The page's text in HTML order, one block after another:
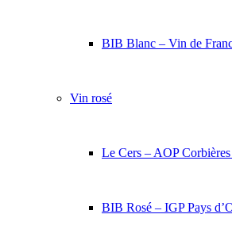
BIB Blanc – Vin de
Vin rosé
Le Cers – AOP
BIB Rosé – IGP Pays